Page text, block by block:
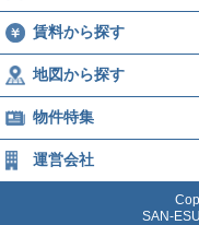
賃料から探す
地図から探す
物件特集
運営会社
SAN-